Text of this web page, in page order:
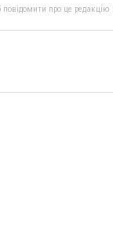
про це редакцію